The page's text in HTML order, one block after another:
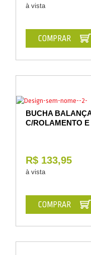
à vista
COMPRAR
BUCHA
C/ROLAMENTO
R$ 133,95
à vista
COMPRAR